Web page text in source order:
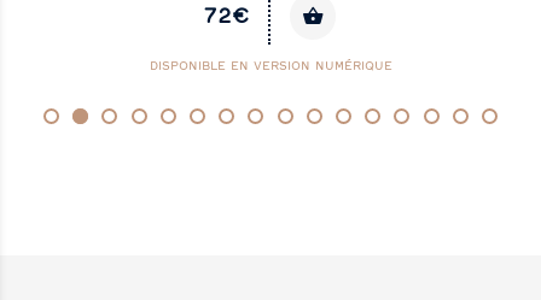
72€
DISPONIBLE EN VERSION NUMÉRIQUE